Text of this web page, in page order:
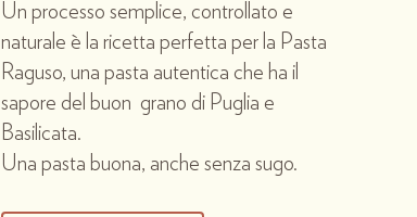
Un processo semplice, controllato e
naturale è la ricetta perfetta per la Pasta
Raguso, una pasta autentica che ha il
sapore del buon grano di Puglia e
Basilicata.
Una pasta buona, anche senza sugo.